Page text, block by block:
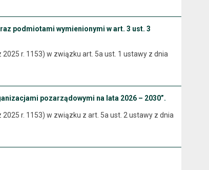
podmiotami wymienionymi w art. 3 ust. 3
r. 1153) w związku art. 5a ust. 1 ustawy z dnia
pozarządowymi na lata 2026 – 2030”.
r. 1153) w związku z art. 5a ust. 2 ustawy z dnia